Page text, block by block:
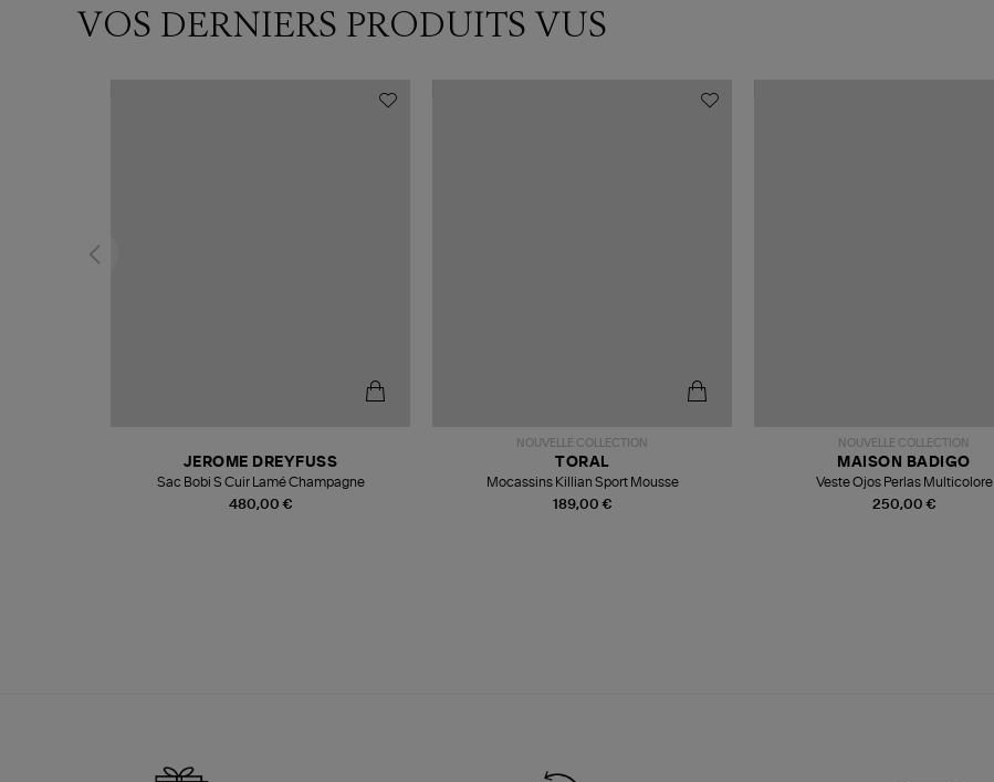
VOS DERNIERS PRODUITS VUS
480,00 €
JEROME DREYFUSS
Sac Bobi S Cuir Lamé Champagne
NOUVELLE COLLECTION
189,00 €
TORAL
Mocassins Killian Sport Mousse
NOUVELLE COLLECTION
250,00 €
MAISON BADIGO
Veste Ojos Perlas Multicolore